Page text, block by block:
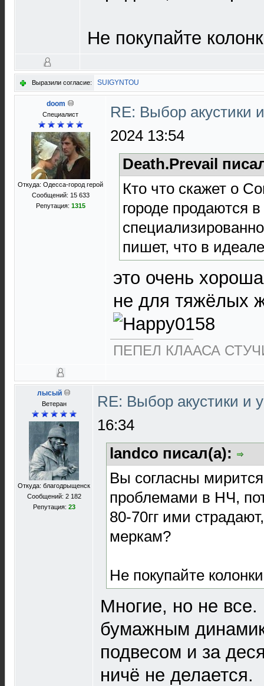
Не покупайте
Выразили согласие: SUIGYNTOU
doom
Специалист
Откуда: Одесса-город герой
Сообщений: 15 633
Репутация: 1315
RE: Выбор акустики
2024 13:54
Death.Prevail
Кто что скажет о
городе продаются
пишет, что в
это очень
не для тяжёлых
ПЕПЕЛ КЛААСА
лысый
Ветеран
Откуда: благодрыщенск
Сообщений: 2 182
Репутация: 23
RE: Выбор акустики и
16:34
landco писал(а):
Вы согласны
проблемами в НЧ,
80-70гг ими
меркам?
Не покупайте
Многие, но не
бумажным
подвесом и за
ничё не делается.